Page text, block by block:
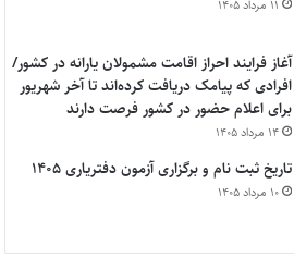
۱۱ مرداد ۱۴۰۵
آغاز فرایند احراز اقامت مشمولان یارانه در کشور/
افرادی که پیامک دریافت کرده‌اند تا آخر شهریور
برای اعلام حضور در کشور فرصت دارند
۱۴ مرداد ۱۴۰۵
تاریخ ثبت نام و برگزاری آزمون دفتریاری ۱۴۰۵
۱۰ مرداد ۱۴۰۵